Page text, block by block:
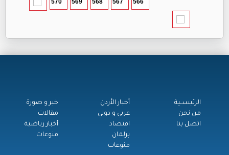
566
567
568
569
570
الرئيســية
من نحن
اتصل بنا
أخبار الأردن
عربي و دولي
اقتصاد
برلمان
منوعات
خبر و صورة
مقالات
أخبار رياضية
منوعات